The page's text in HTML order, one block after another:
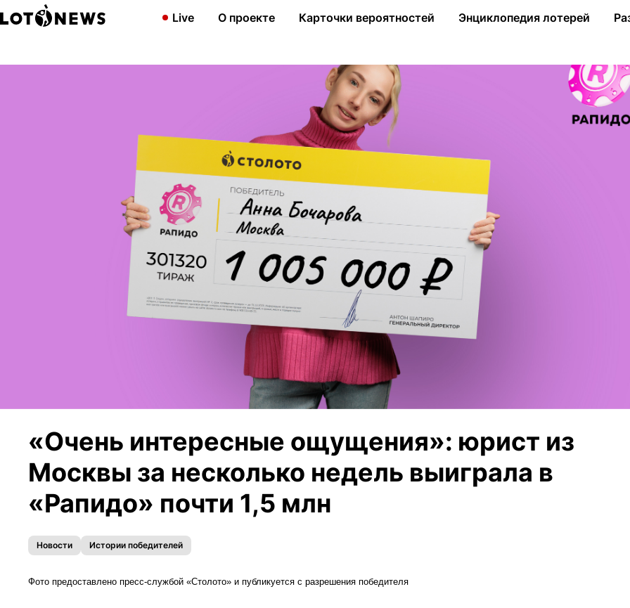
Live О проекте Карточки вероятностей Энциклопедия лотерей
«Очень интересные ощущения»: юрист из
Москвы за несколько недель выиграла в
«Рапидо» почти 1,5 млн
Новости Истории победителей
Фото предоставлено пресс-службой «Столото» и публикуется с разрешения победителя